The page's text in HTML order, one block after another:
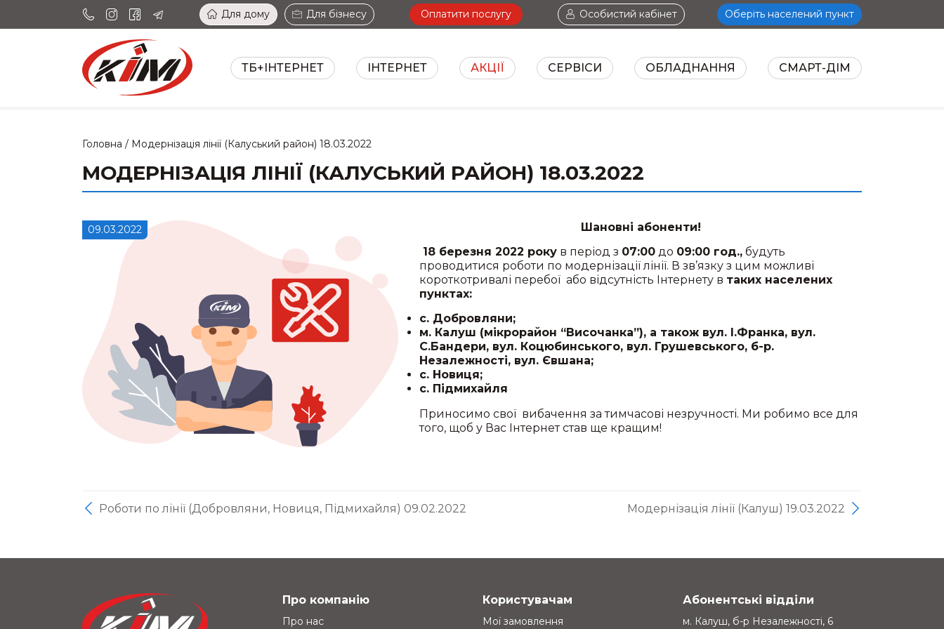
Для дому Для бізнесу Оплатити послугу Особистий кабінет Оберіть населений пункт
ТБ+ІНТЕРНЕТ ІНТЕРНЕТ АКЦІЇ СЕРВІСИ ОБЛАДНАННЯ СМАРТ-ДІМ
Головна / Модернізація лінії (Калуський район) 18.03.2022
МОДЕРНІЗАЦІЯ ЛІНІЇ (КАЛУСЬКИЙ РАЙОН) 18.03.2022
09.03.2022
Шановні абоненти!
18 березня 2022 року в період з 07:00 до 09:00 год., будуть
проводитися роботи по модернізації лінії. В зв’язку з цим можливі
короткотривалі перебої або відсутність Інтернету в таких населених
пунктах:
с. Добровляни;
м. Калуш (мікрорайон “Височанка”), а також вул. І.Франка, вул.
С.Бандери, вул. Коцюбинського, вул. Грушевського, б-р.
Незалежності, вул. Євшана;
с. Новиця;
с. Підмихайля
Приносимо свої вибачення за тимчасові незручності. Ми робимо все для
того, щоб у Вас Інтернет став ще кращим!
Роботи по лінії (Добровляни, Новиця, Підмихайля) 09.02.2022 Модернізація лінії (Калуш) 19.03.2022
Про компанію
Про нас
Користувачам
Мої замовлення
Абонентські відділи
м. Калуш, б-р Незалежності, 6